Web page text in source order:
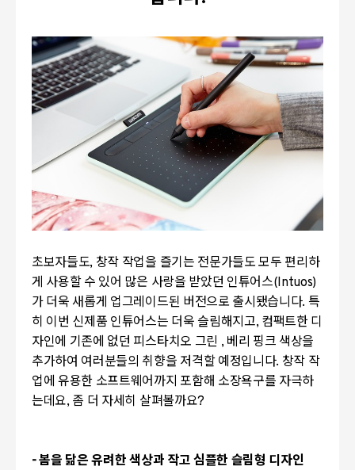
초보자들도, 창작 작업을 즐기는 전문가들도 모두 편리하
게 사용할 수 있어 많은 사랑을 받았던 인튜어스(Intuos)
가 더욱 새롭게 업그레이드된 버전으로 출시됐습니다. 특
히 이번 신제품 인튜어스는 더욱 슬림해지고, 컴팩트한 디
자인에 기존에 없던 피스타치오 그린 , 베리 핑크 색상을
추가하여 여러분들의 취향을 저격할 예정입니다. 창작 작
업에 유용한 소프트웨어까지 포함해 소장욕구를 자극하
는데요, 좀 더 자세히 살펴볼까요?
- 봄을 닮은 유려한 색상과 작고 심플한 슬림형 디자인